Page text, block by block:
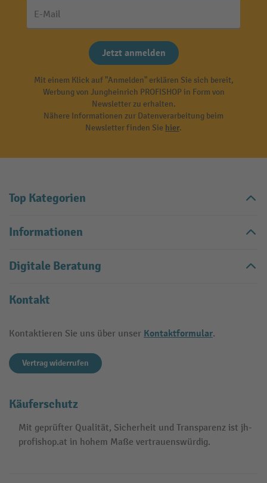
E-Mail
Jetzt anmelden
Mit einem Klick auf "Anmelden" erklären Sie sich bereit,
Werbung von Jungheinrich PROFISHOP in Form von
Newsletter zu erhalten.
Nähere Informationen zur Datenverarbeitung beim
Newsletter finden Sie hier.
Top Kategorien
Informationen
Digitale Beratung
Kontakt
Kontaktieren Sie uns über unser Kontaktformular.
Vertrag widerrufen
Käuferschutz
Mit geprüfter Qualität, Sicherheit und Transparenz ist jh-
profishop.at in hohem Maße vertrauenswürdig.